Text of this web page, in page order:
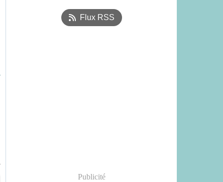
Flux RSS
Publicité